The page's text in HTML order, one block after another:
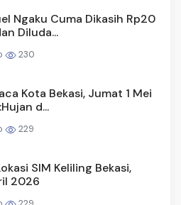
Ngaku Cuma Dikasih Rp20
Diluda...
230
Kota Bekasi, Jumat 1 Mei
d...
229
SIM Keliling Bekasi,
2026